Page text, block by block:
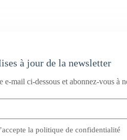
à jour de la newsletter
e-mail ci-dessous et abonnez-vous à
la politique de confidentialité